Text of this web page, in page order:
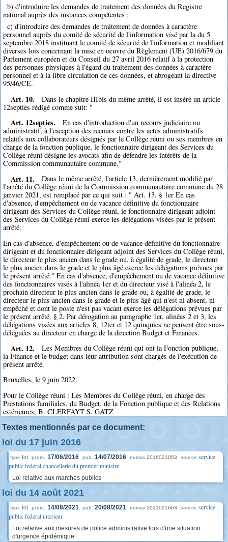
b) d'introduire les demandes de traitement des données du Registre
national auprès des instances compétentes ;
c) d'introduire des demandes de traitement de données à caractère
personnel auprès du comité de sécurité de l'information visé par la du 5
septembre 2018 instituant le comité de sécurité de l'information et modifiant
diverses lois concernant la mise en oeuvre du Règlement (UE) 2016/679 du
Parlement européen et du Conseil du 27 avril 2016 relatif à la protection
des personnes physiques à l'égard du traitement des données à caractère
personnel et à la libre circulation de ces données, et abrogeant la directive
95/46/CE.
Art. 10.
Dans le chapitre IIIbis du même arrêté, il est inséré un article
12septies rédigé comme suit: "
Art. 12septies.
En cas d'introduction d'un recours judiciaire ou
administratif, à l'exception des recours contre les actes administratifs
relatifs aux collaborateurs désignés par le Collège réuni ou ses membres en
charge de la fonction publique, le fonctionnaire dirigeant des Services du
Collège réuni désigne les avocats afin de défendre les intérêts de la
Commission communautaire commune."
Art. 11.
Dans le même arrêté, l'article 13, dernièrement modifié par
l'arrêté du Collège réuni de la Commission communautaire commune du 28
janvier 2021, est remplacé par ce qui suit : " Art. 13. § 1er En cas
d'absence, d'empêchement ou de vacance définitive du fonctionnaire
dirigeant des Services du Collège réuni, le fonctionnaire dirigeant adjoint
des Services du Collège réuni exerce les délégations visées par le présent
arrêté.
En cas d'absence, d'empêchement ou de vacance définitive du fonctionnaire
dirigeant et du fonctionnaire dirigeant adjoint des Services du Collège réuni,
le directeur le plus ancien dans le grade ou, à égalité de grade, le directeur
le plus ancien dans le grade et le plus âgé exerce les délégations prévues par
le présent arrêté." En cas d'absence, d'empêchement ou de vacance définitive
des fonctionnaires visés à l'alinéa 1er et du directeur visé à l'alinéa 2, le
prochain directeur le plus ancien dans le grade ou, à égalité de grade, le
directeur le plus ancien dans le grade et le plus âgé qui n'est ni absent, ni
empêché et dont le poste n'est pas vacant exerce les délégations prévues par
le présent arrêté. § 2. Par dérogation au paragraphe 1er, alinéas 2 et 3, les
délégations visées aux articles 8, 12ter et 12 quinquies ne peuvent être sous-
déléguées au directeur en charge de la direction Budget et Finances.
Art. 12.
Les Membres du Collège réuni qui ont la Fonction publique,
la Finance et le budget dans leur attribution sont chargés de l'exécution de
présent arrêté.
Bruxelles, le 9 juin 2022.
Pour le Collège réuni : Les Membres du Collège réuni, en charge des
Prestations familiales, du Budget, de la Fonction publique et des Relations
extérieures, B. CLERFAYT S. GATZ
Textes mentionnés par ce document:
loi du 17 juin 2016
type loi prom. 17/06/2016 pub. 14/07/2016 numac 2016021053 source service
public federal chancellerie du premier ministre
Loi relative aux marchés publics
loi du 14 août 2021
type loi prom. 14/08/2021 pub. 20/08/2021 numac 2021021663 source service
public federal interieur
Loi relative aux mesures de police administrative lors d'une situation
d'urgence épidémique